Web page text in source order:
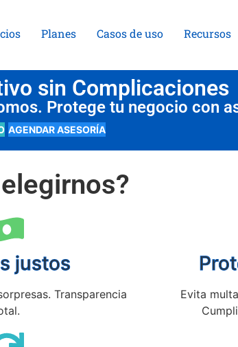
Planes Casos de uso Recursos
sin Complicaciones
Protege tu negocio con
AGENDAR ASESORÍA
justos
Transparencia
Evita